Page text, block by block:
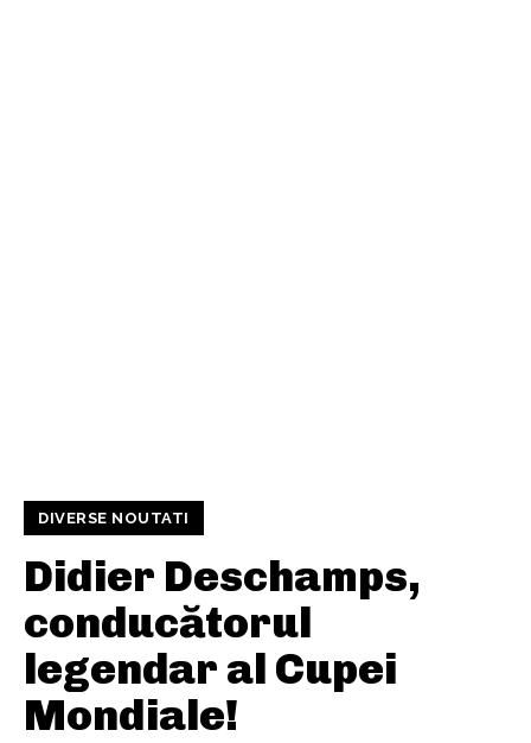
DIVERSE NOUTATI
Didier Deschamps,
conducătorul
legendar al Cupei
Mondiale!